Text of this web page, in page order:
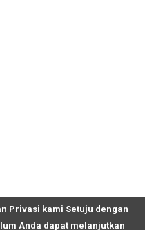
Privasi kami Setuju dengan
Anda dapat melanjutkan